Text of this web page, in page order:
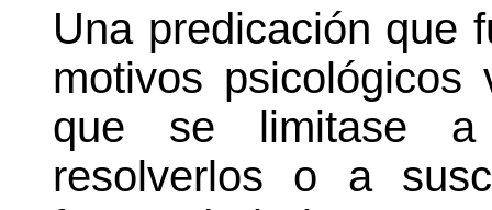
Una predicación que
motivos
que se limitase a
resolverlos o a